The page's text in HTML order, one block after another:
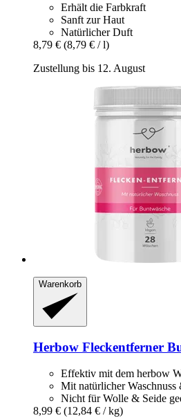
Erhält die Farbkraft
Sanft zur Haut
Natürlicher Duft
8,79 € (8,79 € / l)
Zustellung bis 12. August
Warenkorb
Herbow Fleckentferner
Effektiv mit dem herbow
Mit natürlicher
Nicht für Wolle & Seide
8,99 € (12,84 € / kg)